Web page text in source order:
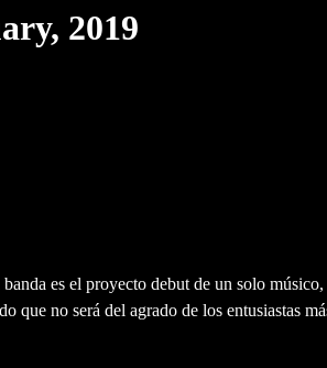
2019
es el proyecto debut de un solo
que no será del agrado de los entusiastas